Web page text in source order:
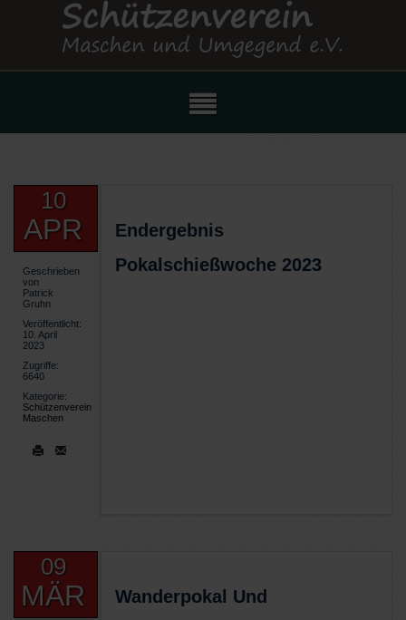
10
APR
Geschrieben
von
Patrick
Gruhn
Veröffentlicht:
10. April
2023
Zugriffe:
6640
Kategorie:
Schützenverein
Maschen
Endergebnis
Pokalschießwoche 2023
09
MÄR
Wanderpokal Und